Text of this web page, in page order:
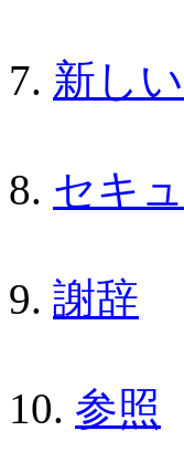
7. 新し
8. セキ
9. 謝辞
10. 参照